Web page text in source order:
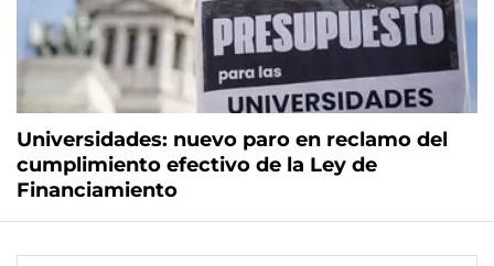
Universidades: nuevo paro en reclamo del
cumplimiento efectivo de la Ley de
Financiamiento